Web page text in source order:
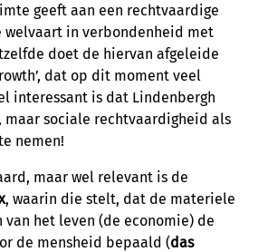
geeft aan een rechtvaardige
welvaart in verbondenheid met
doet de hiervan afgeleide
dat op dit moment veel
interessant is dat Lindenbergh
maar sociale rechtvaardigheid als
nemen!
maar wel relevant is de
, waarin die stelt, dat de materiele
van het leven (de economie) de
de mensheid bepaald (das